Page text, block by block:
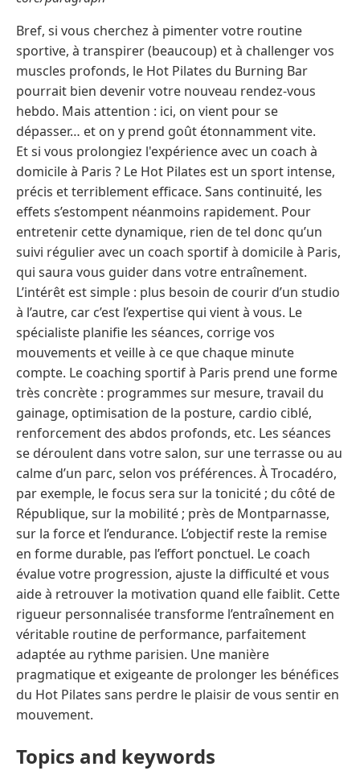
Bref, si vous cherchez à pimenter votre routine
sportive, à transpirer (beaucoup) et à challenger vos
muscles profonds, le Hot Pilates du Burning Bar
pourrait bien devenir votre nouveau rendez-vous
hebdo. Mais attention : ici, on vient pour se
dépasser… et on y prend goût étonnamment vite.
Et si vous prolongiez l'expérience avec un coach à
domicile à Paris ? Le Hot Pilates est un sport intense,
précis et terriblement efficace. Sans continuité, les
effets s’estompent néanmoins rapidement. Pour
entretenir cette dynamique, rien de tel donc qu’un
suivi régulier avec un coach sportif à domicile à Paris,
qui saura vous guider dans votre entraînement.
L’intérêt est simple : plus besoin de courir d’un studio
à l’autre, car c’est l’expertise qui vient à vous. Le
spécialiste planifie les séances, corrige vos
mouvements et veille à ce que chaque minute
compte. Le coaching sportif à Paris prend une forme
très concrète : programmes sur mesure, travail du
gainage, optimisation de la posture, cardio ciblé,
renforcement des abdos profonds, etc. Les séances
se déroulent dans votre salon, sur une terrasse ou au
calme d’un parc, selon vos préférences. À Trocadéro,
par exemple, le focus sera sur la tonicité ; du côté de
République, sur la mobilité ; près de Montparnasse,
sur la force et l’endurance. L’objectif reste la remise
en forme durable, pas l’effort ponctuel. Le coach
évalue votre progression, ajuste la difficulté et vous
aide à retrouver la motivation quand elle faiblit. Cette
rigueur personnalisée transforme l’entraînement en
véritable routine de performance, parfaitement
adaptée au rythme parisien. Une manière
pragmatique et exigeante de prolonger les bénéfices
du Hot Pilates sans perdre le plaisir de vous sentir en
mouvement.
Topics and keywords